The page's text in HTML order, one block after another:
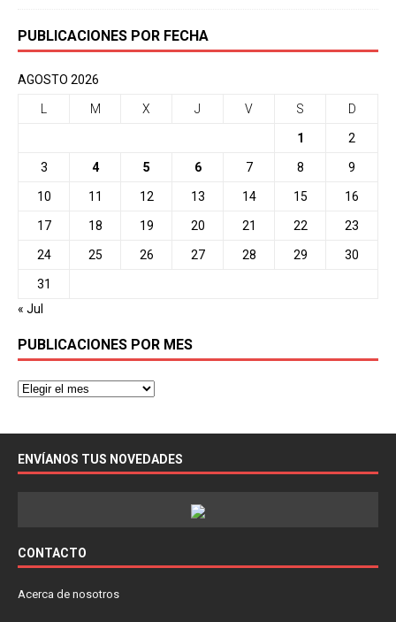
PUBLICACIONES POR FECHA
AGOSTO 2026
M X J V S D
1 2
3 4 5 6 7 8 9
10 11 12 13 14 15 16
17 18 19 20 21 22 23
24 25 26 27 28 29 30
31
« Jul
PUBLICACIONES POR MES
ENVÍANOS TUS NOVEDADES
CONTACTO
Acerca de nosotros